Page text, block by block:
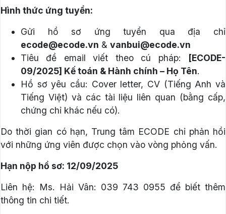
Hình thức ứng tuyển:
Gửi hồ sơ ứng tuyển qua địa chỉ
ecode@ecode.vn & vanbui@ecode.vn
Tiêu đề email viết theo cú pháp: [ECODE-
09/2025] Kế toán & Hành chính – Họ Tên.
Hồ sơ yêu cầu: Cover letter, CV (Tiếng Anh và
Tiếng Việt) và các tài liệu liên quan (bằng cấp,
chứng chỉ khác nếu có).
Do thời gian có hạn, Trung tâm ECODE chỉ phản hồi
với những ứng viên được chọn vào vòng phỏng vấn.
Hạn nộp hồ sơ: 12/09/2025
Liên hệ: Ms. Hải Vân: 039 743 0955 để biết thêm
thông tin chi tiết.